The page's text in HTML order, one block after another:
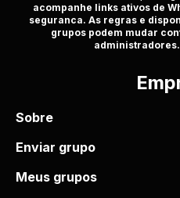
acompanhe links ativos de
seguranca. As regras e
grupos podem mudar
administradores.
Sobre
Enviar grupo
Meus grupos